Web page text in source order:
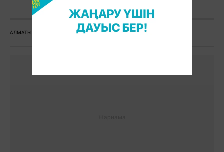
АЛМАТЫ ПОЛИЦИЯ МӘЙІТХАНА